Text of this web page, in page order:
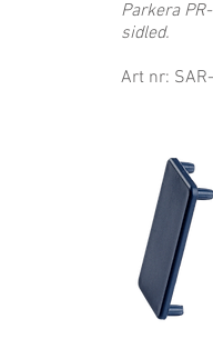
Parkera
sidled.
Art nr: